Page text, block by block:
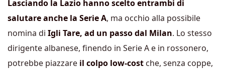
Lasciando la Lazio hanno scelto entrambi di
salutare anche la Serie A, ma occhio alla possibile
nomina di Igli Tare, ad un passo dal Milan. Lo stesso
dirigente albanese, finendo in Serie A e in rossonero,
potrebbe piazzare il colpo low-cost che, senza coppe,